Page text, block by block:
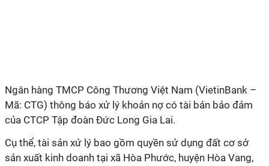
Ngân hàng TMCP Công Thương Việt Nam (VietinBank –
Mã: CTG) thông báo xử lý khoản nợ có tài bản bảo đảm
của CTCP Tập đoàn Đức Long Gia Lai.
Cụ thể, tài sản xử lý bao gồm quyền sử dụng đất cơ sở
sản xuất kinh doanh tại xã Hòa Phước, huyện Hòa Vang,